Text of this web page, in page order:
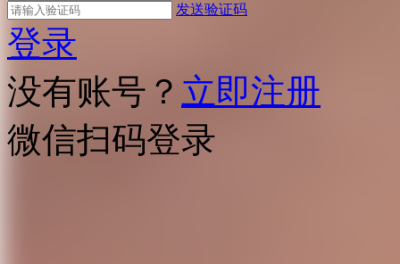
发送验证码
登录
没有账号？ 立即注册
微信扫码登录